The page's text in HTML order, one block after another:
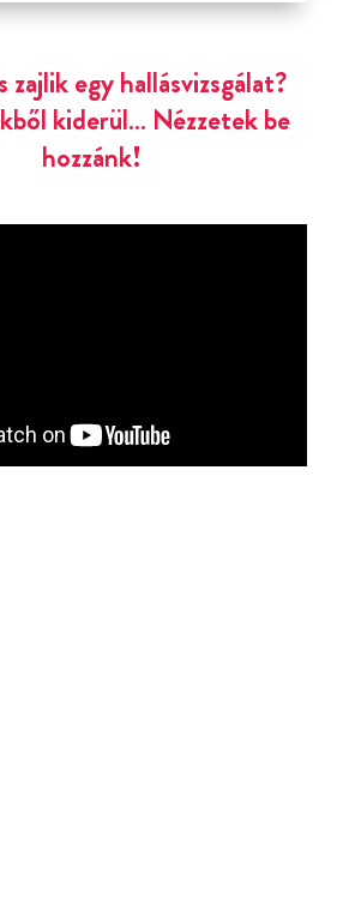
zajlik egy hallásvizsgálat?
kiderül… Nézzetek be
hozzánk!